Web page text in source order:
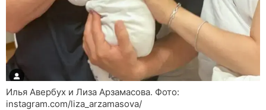
Илья Авербух и Лиза Арзамасова. Фото:
instagram.com/liza_arzamasova/